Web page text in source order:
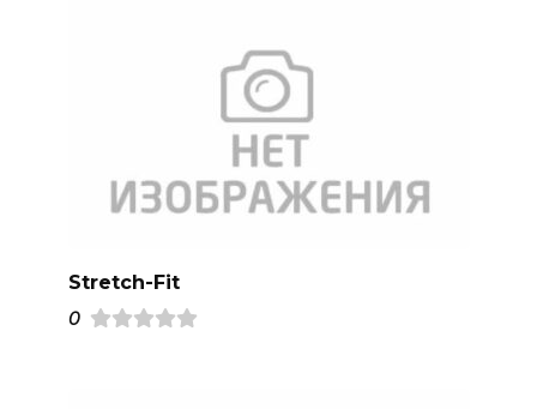
Stretch-Fit
0